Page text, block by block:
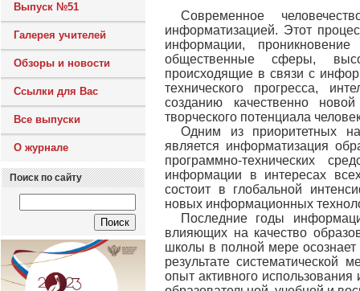
Выпуск №51
Галерея учителей
Обзоры и новости
Ссылки для Вас
Все выпуски
О журнале
Поиск по сайту
Современное
информатизацией. Этот
информации,
общественные сферы,
происходящие в связи с
технического прогресса,
созданию качественно
творческого потенциала
Одним из приоритетных
является информатизация
программно-технических
информации в интересах
состоит в глобальной
новых информационных
Последние годы
влияющих на качество
школы в полной мере
результате систематической
опыт активного